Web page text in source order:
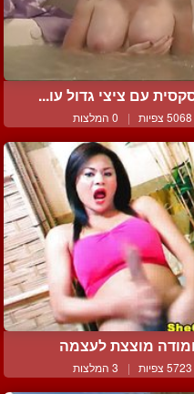
עם ציצי גדול עו...
5068 צפיות | 0 המלצות
מוצצת לעצמה
5723 צפיות | 3 המלצות